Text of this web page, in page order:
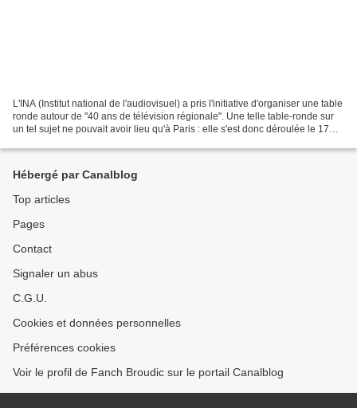
L'INA (Institut national de l'audiovisuel) a pris l'initiative d'organiser une table
ronde autour de "40 ans de télévision régionale". Une telle table-ronde sur
un tel sujet ne pouvait avoir lieu qu'à Paris : elle s'est donc déroulée le 17
Hébergé par Canalblog
Top articles
Pages
Contact
Signaler un abus
C.G.U.
Cookies et données personnelles
Préférences cookies
Voir le profil de Fanch Broudic sur le portail Canalblog